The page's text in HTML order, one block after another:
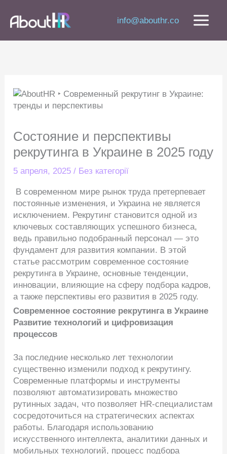
содержимому
info@abouthr.co
Состояние и перспективы
рекрутинга в Украине в 2025 году
5 апреля, 2025/ Без категорії
В современном мире рынок труда претерпевает
постоянные изменения, и Украина не является
исключением. Рекрутинг становится одной из
ключевых составляющих успешного бизнеса,
ведь правильно подобранный персонал — это
фундамент для развития компании. В этой
статье рассмотрим современное состояние
рекрутинга в Украине, основные тенденции,
инновации, влияющие на сферу подбора кадров,
а также перспективы его развития в 2025 году.
Современное состояние рекрутинга в Украине
Развитие технологий и цифровизация
процессов
За последние несколько лет технологии
существенно изменили подход к рекрутингу.
Современные платформы и инструменты
позволяют автоматизировать множество
рутинных задач, что позволяет HR-специалистам
сосредоточиться на стратегических аспектах
работы. Благодаря использованию
искусственного интеллекта, аналитики данных и
мобильных технологий, процесс подбора